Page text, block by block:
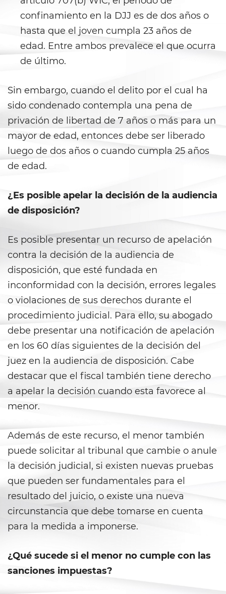
Gambling Fraud
Health Care Fraud
Real Estate Fraud
Welfare Fraud
Unemployment Insurance Fraud
Unauthorized Practice Of
Carrying A Concealed Firearm
Carrying a Loaded Firearm
Firearms Sentencing
Enhancements
Negligent Discharge of a Firearm
Prohibited Weapons
Juvenile Delinquency
Division of Juvenile Justice
Juvenile Detention Hearings
Juvenile Disposition Hearings
Juvenile Informal Diversion
Juvenile Probation
Juvenile Three Strikes Law
Offenses Minors Can Be Tried as
Parental Rights in Juvenile Cases
confinamiento en la DJJ es de dos años o
hasta que el joven cumpla 23 años de
edad. Entre ambos prevalece el que ocurra
de último.
Sin embargo, cuando el delito por el cual ha
sido condenado contempla una pena de
privación de libertad de 7 años o más para un
mayor de edad, entonces debe ser liberado
luego de dos años o cuando cumpla 25 años
de edad.
¿Es posible apelar la decisión de la audiencia
de disposición?
Es posible presentar un recurso de apelación
contra la decisión de la audiencia de
disposición, que esté fundada en
inconformidad con la decisión, errores legales
o violaciones de sus derechos durante el
procedimiento judicial. Para ello, su abogado
debe presentar una notificación de apelación
en los 60 días siguientes de la decisión del
juez en la audiencia de disposición. Cabe
destacar que el fiscal también tiene derecho
a apelar la decisión cuando esta favorece al
menor.
Además de este recurso, el menor también
puede solicitar al tribunal que cambie o anule
la decisión judicial, si existen nuevas pruebas
que pueden ser fundamentales para el
resultado del juicio, o existe una nueva
circunstancia que debe tomarse en cuenta
para la medida a imponerse.
¿Qué sucede si el menor no cumple con las
sanciones impuestas?